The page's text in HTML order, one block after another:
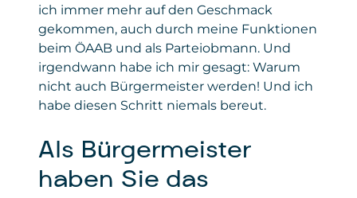
ich immer mehr auf den Geschmack
gekommen, auch durch meine Funktionen
beim ÖAAB und als Parteiobmann. Und
irgendwann habe ich mir gesagt: Warum
nicht auch Bürgermeister werden! Und ich
habe diesen Schritt niemals bereut.
Als Bürgermeister
haben Sie das